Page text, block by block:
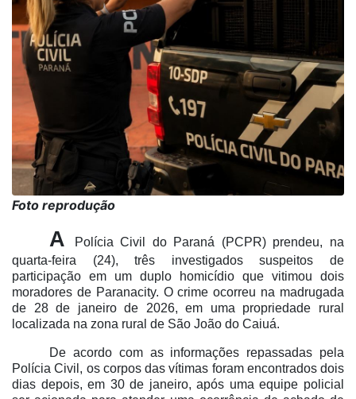
Foto reprodução
A
Polícia Civil do Paraná (PCPR) prendeu, na
quarta-feira (24), três investigados suspeitos de
participação em um duplo homicídio que vitimou dois
moradores de Paranacity. O crime ocorreu na madrugada
de 28 de janeiro de 2026, em uma propriedade rural
localizada na zona rural de São João do Caiuá.
De acordo com as informações repassadas pela
Polícia Civil, os corpos das vítimas foram encontrados dois
dias depois, em 30 de janeiro, após uma equipe policial